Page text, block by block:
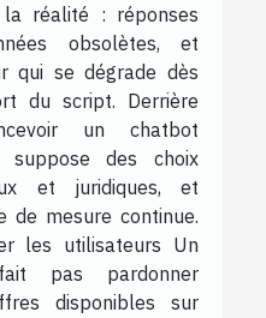
réalité : réponses
obsolètes, et
qui se dégrade dès
du script. Derrière
un chatbot
suppose des choix
et juridiques, et
de mesure continue.
les utilisateurs Un
pas pardonner
disponibles sur